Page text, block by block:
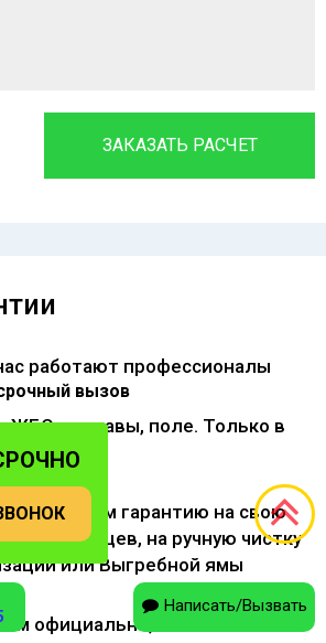
ЗАКАЗАТЬ РАСЧЕТ
работают профессионалы
ЖБО в канавы, поле. Только в
гарантию на свою
12 месяцев, на ручную чистку
или Выгребной ямы
официально, имеем
Написать/Вызвать